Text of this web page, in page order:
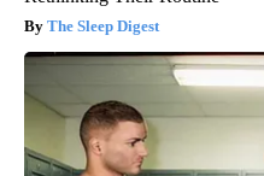
The Sleep Digest